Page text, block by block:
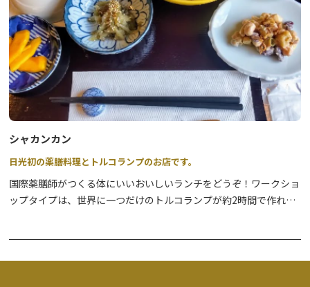
シャカンカン
日光初の薬膳料理とトルコランプのお店です。
国際薬膳師がつくる体にいいおいしいランチをどうぞ！ワークショ
ップタイプは、世界に一つだけのトルコランプが約2時間で作れま